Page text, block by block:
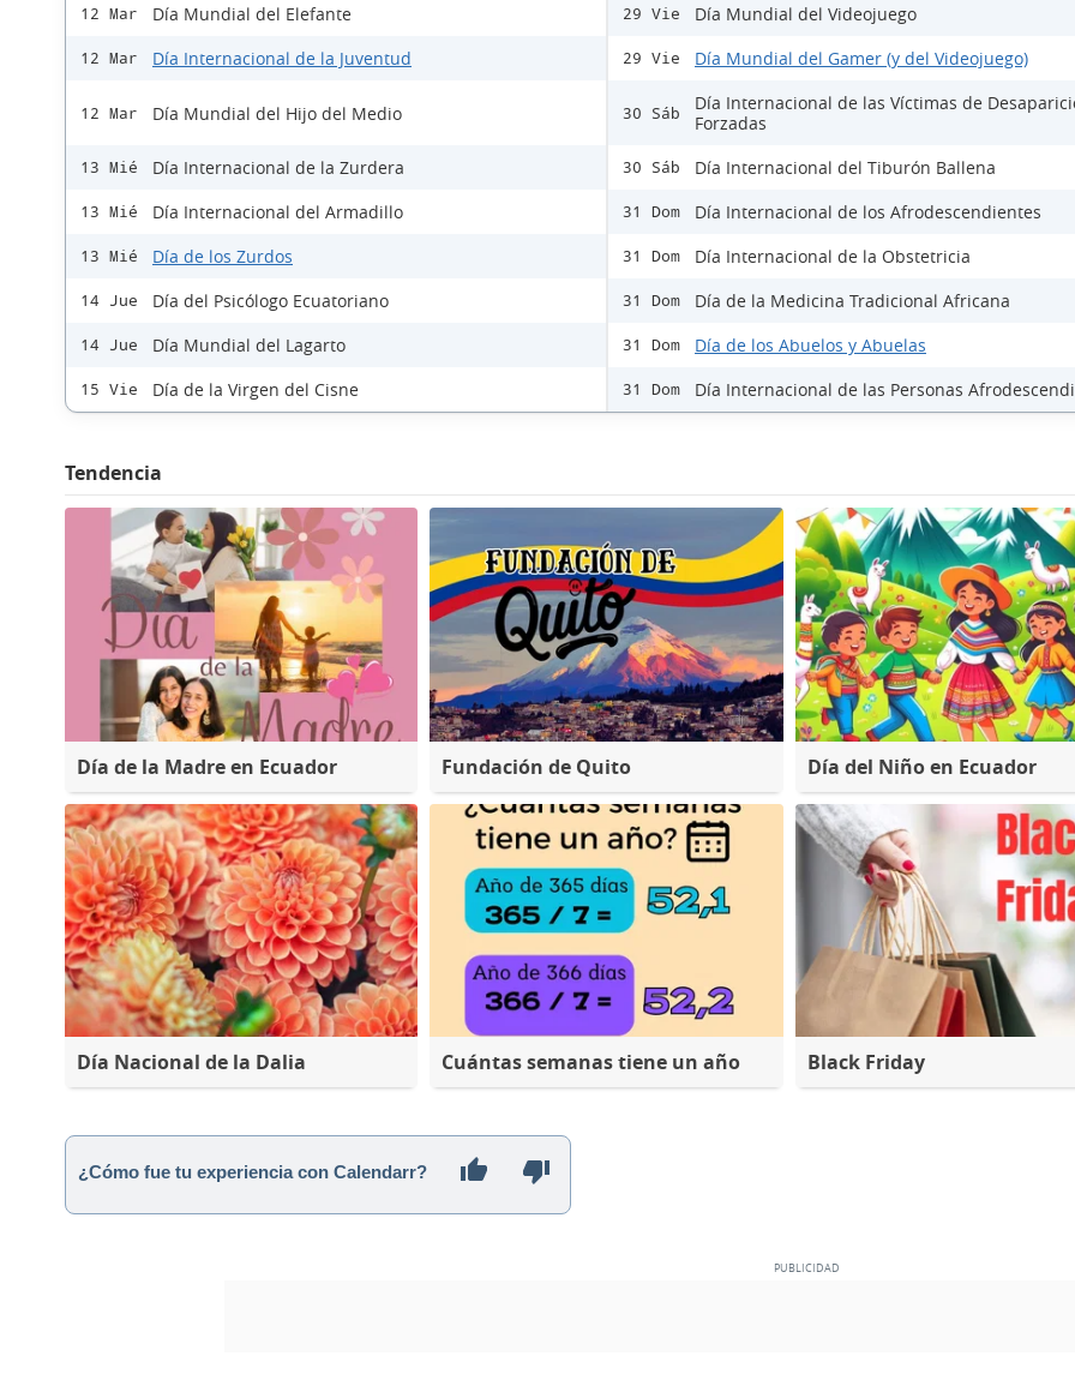
12 Mar Día Mundial del Elefante
12 Mar Día Internacional de la Juventud
12 Mar Día Mundial del Hijo del Medio
13 Mié Día Internacional de la Zurdera
13 Mié Día Internacional del Armadillo
13 Mié Día de los Zurdos
14 Jue Día del Psicólogo Ecuatoriano
14 Jue Día Mundial del Lagarto
15 Vie Día de la Virgen del Cisne
29 Vie Día Mundial del Videojuego
29 Vie Día Mundial del Gamer (y del Videojuego)
30 Sáb
Día Internacional de las Víctimas de
Forzadas
30 Sáb Día Internacional del Tiburón Ballena
31 Dom Día Internacional de los Afrodescendientes
31 Dom Día Internacional de la Obstetricia
31 Dom Día de la Medicina Tradicional Africana
31 Dom Día de los Abuelos y Abuelas
31 Dom Día Internacional de las Personas
Tendencia
Día de la Madre en Ecuador Fundación de Quito Día del Niño en Ecuador
Día Nacional de la Dalia Cuántas semanas tiene un año Black Friday
¿Cómo fue tu experiencia con Calendarr?